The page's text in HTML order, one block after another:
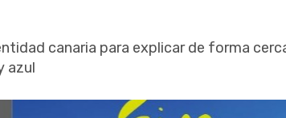
canaria para explicar de forma
azul